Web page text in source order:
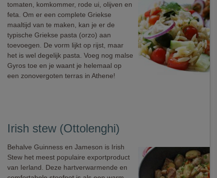
tomaten, komkommer, rode ui, olijven en
feta. Om er een complete Griekse
maaltijd van te maken, kan je er de
typische Griekse pasta (orzo) aan
toevoegen. De vorm lijkt op rijst, maar
het is wel degelijk pasta. Voeg nog malse
Gyros toe en je waant je helemaal op
een zonovergoten terras in Athene!
Irish stew (Ottolenghi)
Behalve Guinness en Jameson is Irish
Stew het meest populaire exportproduct
van Ierland. Deze hartverwarmende en